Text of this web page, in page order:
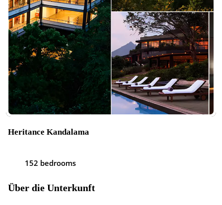
Heritance Kandalama
152 bedrooms
Über die Unterkunft